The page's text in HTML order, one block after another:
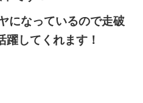
になっているので走破
躍してくれます！